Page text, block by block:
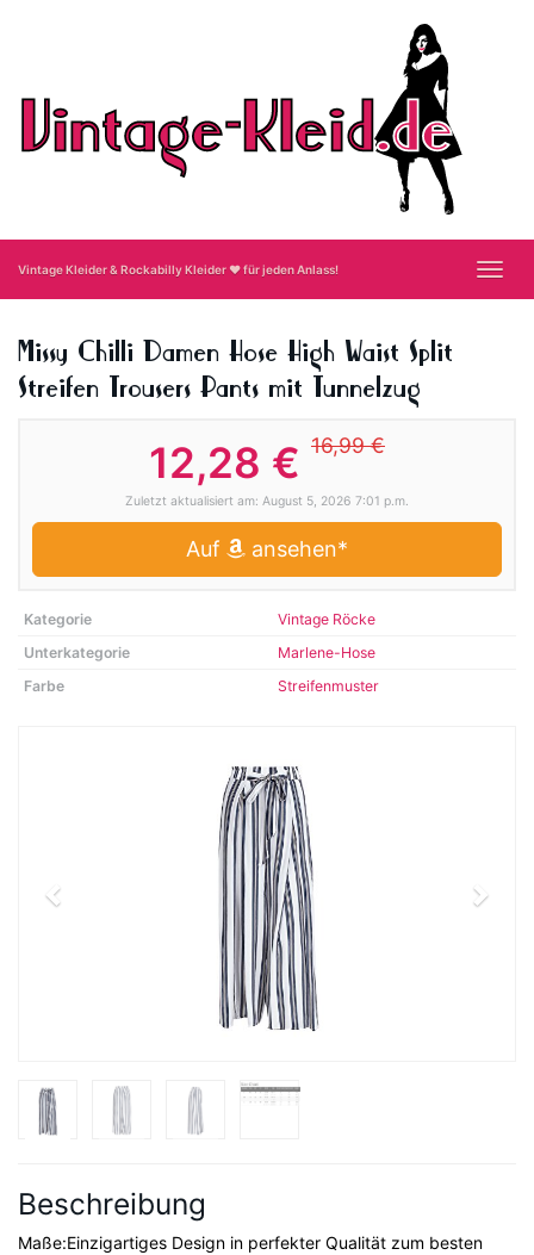
Vintage Kleider & Rockabilly Kleider ❤ für jeden Anlass!
Missy Chilli Damen Hose High Waist Split
Streifen Trousers Pants mit Tunnelzug
12,28 € 16,99 €
Zuletzt aktualisiert am: August 5, 2026 7:01 p.m.
Auf ansehen*
Kategorie
Vintage Röcke
Unterkategorie
Marlene-Hose
Farbe
Streifenmuster
Beschreibung
Maße:Einzigartiges Design in perfekter Qualität zum besten